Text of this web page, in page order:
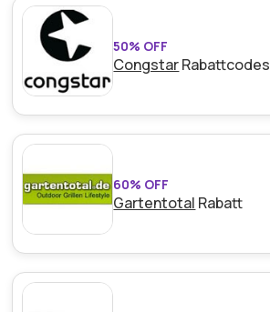
50% OFF
CongstarRabattcodes
60% OFF
Gartentotal Rabatt